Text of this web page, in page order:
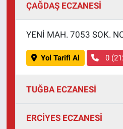
ÇAĞDAŞ ECZANESİ
YENİ MAH. 7053 SOK.
Yol Tarifi Al 0
TUĞBA ECZANESİ
ERCİYES ECZANESİ